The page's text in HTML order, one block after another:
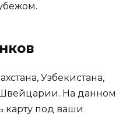
Узбекистана,
На данном
карту под ваши